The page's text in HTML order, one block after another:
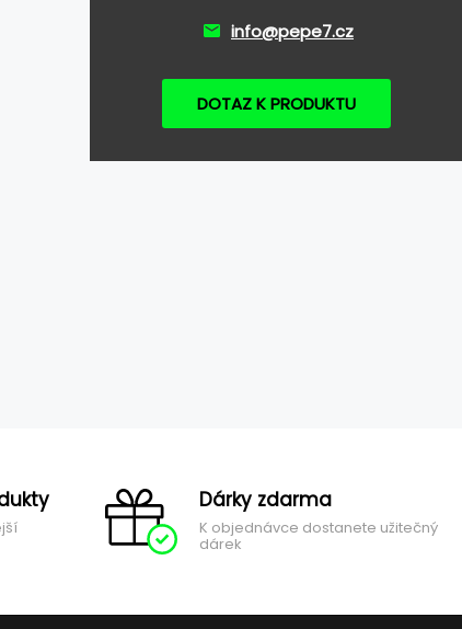
info@pepe7.cz
DOTAZ K PRODUKTU
Dárky zdarma
K objednávce dostanete užitečný
dárek